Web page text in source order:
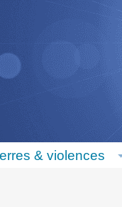
& violences